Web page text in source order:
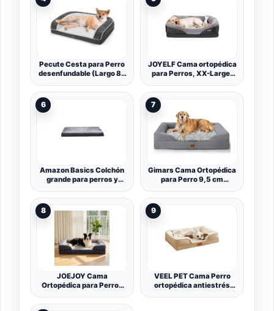
Ortopedica para Perros,
Sofá para Perros de
Espuma con Memoria,
Gris, XL
Repelente al Agua,
Extraíble y Lavable, Gris
Claro PGW284G01
Pecute Cesta para Perro
desenfundable (Largo 89
en Todas Las Estaciones,
cojín de Perro ortopédico |
de Espuma de Caja de
Perro, con 3 apoyos
Laterales,
JOYELF Cama ortopédica
para Perros, XX-Large,
viscoelástica para Perros
Grandes, Lavable,
Transpirable,
Antideslizante
6
Amazon Basics Colchón
grande para perros y
viscoelástica de gel para
soporte, funda extraíble y
lavable, gris, 89 x 56 x 8
cm (L x W x H)
7
Gimars Cama Ortopédica
para Perro 9,5 cm
Grande con Cojín y
Colchón 28D Tipo Caja de
Impermeable, Funda
Lavable, Sofá para Perros
Grandes, Mayores y
Artríticos
8
JOEJOY Cama
Ortopédica para Perros
Espuma Viscoelástica en
9
VEEL PET Cama Perro
ortopédica antiestrés